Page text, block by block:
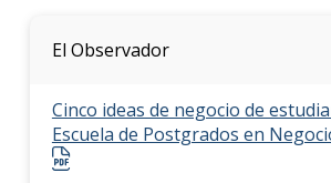
El Observador
Cinco ideas de negocio de
Escuela de Postgrados en